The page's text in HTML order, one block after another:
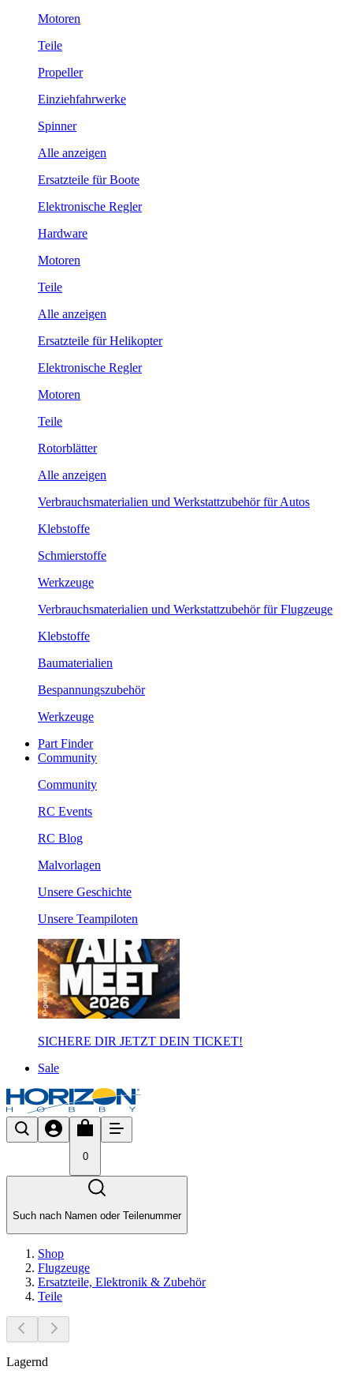
Motoren
Teile
Propeller
Einziehfahrwerke
Spinner
Alle anzeigen
Ersatzteile für Boote
Elektronische Regler
Hardware
Motoren
Teile
Alle anzeigen
Ersatzteile für Helikopter
Elektronische Regler
Motoren
Teile
Rotorblätter
Alle anzeigen
Verbrauchsmaterialien und Werkstattzubehör für Autos
Klebstoffe
Schmierstoffe
Werkzeuge
Verbrauchsmaterialien und Werkstattzubehör für Flugzeuge
Klebstoffe
Baumaterialien
Bespannungszubehör
Werkzeuge
Part Finder
Community
Community
RC Events
RC Blog
Malvorlagen
Unsere Geschichte
Unsere Teampiloten
SICHERE DIR JETZT DEIN TICKET!
Sale
0
Such nach Namen oder Teilenummer
Shop
Flugzeuge
Ersatzteile, Elektronik & Zubehör
Teile
Lagernd